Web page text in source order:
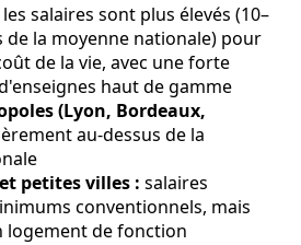
les salaires sont plus élevés (10–
de la moyenne nationale) pour
de la vie, avec une forte
haut de gamme
(Lyon, Bordeaux,
au-dessus de la
petites villes : salaires
conventionnels, mais
logement de fonction